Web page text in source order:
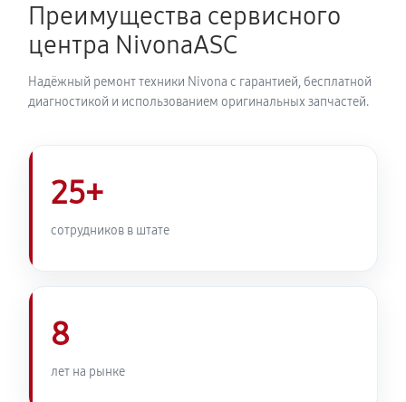
NICR 525
720 руб 40 минут
Ремонт гидросистемы кофемашины Nivona Cafe
Romatica NICR 525
Ремонт кофемолки кофемашины Nivona Cafe
Romatica NICR 525
740 руб
Преимущества сервисного
центра NivonaASC
Надёжный ремонт техники Nivona с гарантией, бесплатной
диагностикой и использованием оригинальных запчастей.
25+
сотрудников в штате
8
лет на рынке